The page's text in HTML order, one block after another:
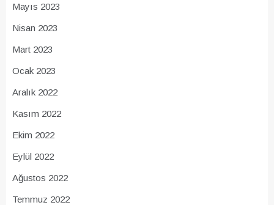
Mayıs 2023
Nisan 2023
Mart 2023
Ocak 2023
Aralık 2022
Kasım 2022
Ekim 2022
Eylül 2022
Ağustos 2022
Temmuz 2022